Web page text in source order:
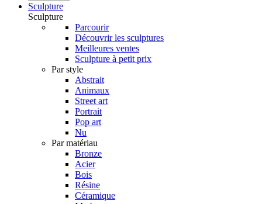
Sculpture
Sculpture
Parcourir
Découvrir les sculptures
Meilleures ventes
Sculpture à petit prix
Par style
Abstrait
Animaux
Street art
Portrait
Pop art
Nu
Par matériau
Bronze
Acier
Bois
Résine
Céramique